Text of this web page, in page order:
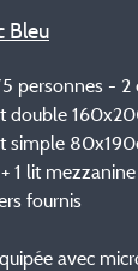
Bleu
personnes - 2
double
simple
1 lit
fournis
avec